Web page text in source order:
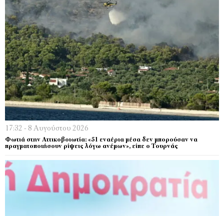
17:32 - 8 Αυγούστου 2026
Φωτιά στην Αττικοβοιωτία: «51 εναέρια μέσα δεν μπορούσαν να
πραγματοποιήσουν ρίψεις λόγω ανέμων», είπε ο Τουρνάς